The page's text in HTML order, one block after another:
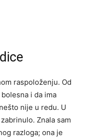
raspoloženju. Od
i da ima
nije u redu. U
Znala sam
razloga; ona je